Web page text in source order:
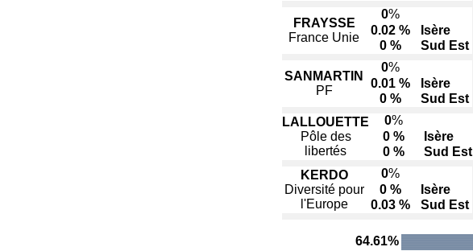
FRAYSSE
France Unie
0%
0.02 %
Isère
0 %
Sud Est
SANMARTIN
PF
0%
0.01 %
Isère
0 %
Sud Est
LALLOUETTE
Pôle des
libertés
0%
0 %
Isère
0 %
Sud Est
KERDO
Diversité pour
l'Europe
0%
0 %
Isère
0.03 %
Sud Est
64.61%